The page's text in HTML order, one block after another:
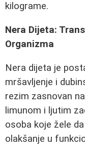
kilograme.
Nera Dijeta:
Organizma
Nera dijeta je
mršavljenje i
rezim zasnovan
limunom i ljutim
osoba koje žele
olakšanje u